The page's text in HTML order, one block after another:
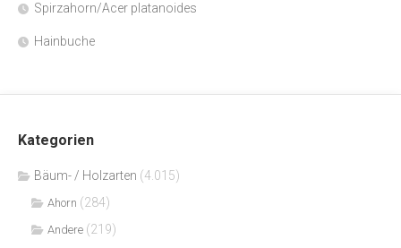
Spirzahorn/Acer platanoides
Hainbuche
Kategorien
Bäum- / Holzarten (4.015)
Ahorn (284)
Andere (219)